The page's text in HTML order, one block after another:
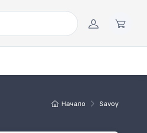
Начало Savoy